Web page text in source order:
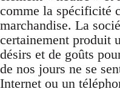
comme la spécificité
marchandise. La
certainement produit
désirs et de goûts
de nos jours ne se
Internet ou un